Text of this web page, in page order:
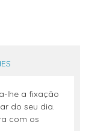
lhe a fixação
do seu dia.
com os